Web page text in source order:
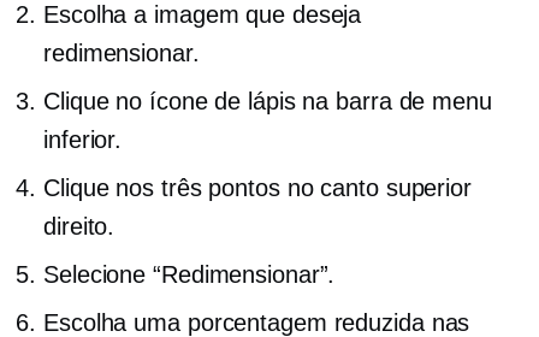
Escolha a imagem que deseja
redimensionar.
Clique no ícone de lápis na barra de menu
inferior.
Clique nos três pontos no canto superior
direito.
Selecione “Redimensionar”.
Escolha uma porcentagem reduzida nas